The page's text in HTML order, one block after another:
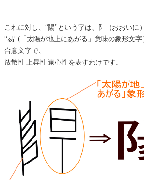
これに対し、“陽”という字は、阝（おおいに）
“易” (「太陽が地上にあがる」意味の象形文
合意文字で、
放散性 上昇性 遠心性を表すわけです。